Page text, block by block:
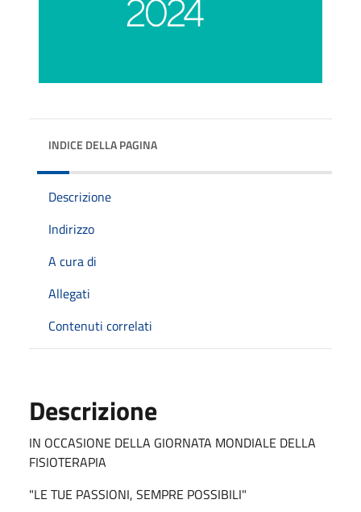
INDICE DELLA PAGINA
Descrizione
Indirizzo
A cura di
Allegati
Contenuti correlati
Descrizione
IN OCCASIONE DELLA GIORNATA MONDIALE DELLA
FISIOTERAPIA
"LE TUE PASSIONI, SEMPRE POSSIBILI"